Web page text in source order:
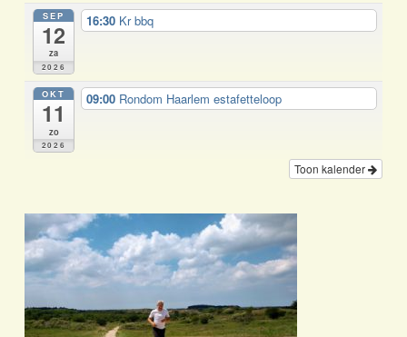
SEP
12
za
2026
16:30 Kr bbq
OKT
11
zo
2026
09:00 Rondom Haarlem estafetteloop
Toon kalender